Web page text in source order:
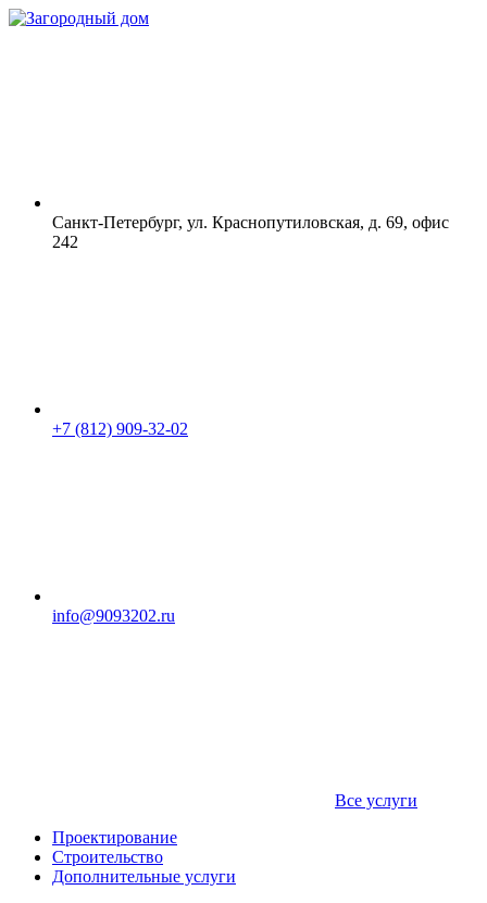
Санкт-Петербург, ул. Краснопутиловская, д. 69, офис
242
+7 (812) 909-32-02
info@9093202.ru
Все услуги
Проектирование
Строительство
Дополнительные услуги